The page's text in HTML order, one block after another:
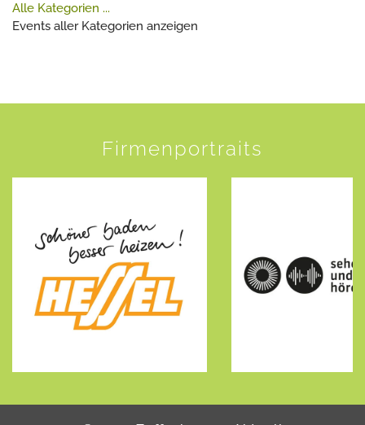
Alle Kategorien ...
Events aller Kategorien anzeigen
Firmenportraits